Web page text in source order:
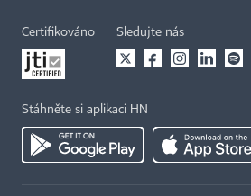
Certifikováno Sledujte nás
Stáhněte si aplikaci HN